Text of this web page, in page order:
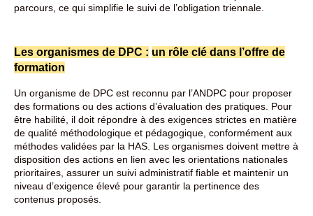
parcours, ce qui simplifie le suivi de l’obligation triennale.
Les organismes de DPC : un rôle clé dans l’offre de
formation
Un organisme de DPC est reconnu par l’ANDPC pour proposer
des formations ou des actions d’évaluation des pratiques. Pour
être habilité, il doit répondre à des exigences strictes en matière
de qualité méthodologique et pédagogique, conformément aux
méthodes validées par la HAS. Les organismes doivent mettre à
disposition des actions en lien avec les orientations nationales
prioritaires, assurer un suivi administratif fiable et maintenir un
niveau d’exigence élevé pour garantir la pertinence des
contenus proposés.